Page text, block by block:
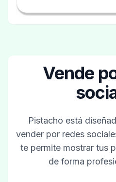
Vende
Pistacho está
vender por redes
te permite mostrar tus
de forma